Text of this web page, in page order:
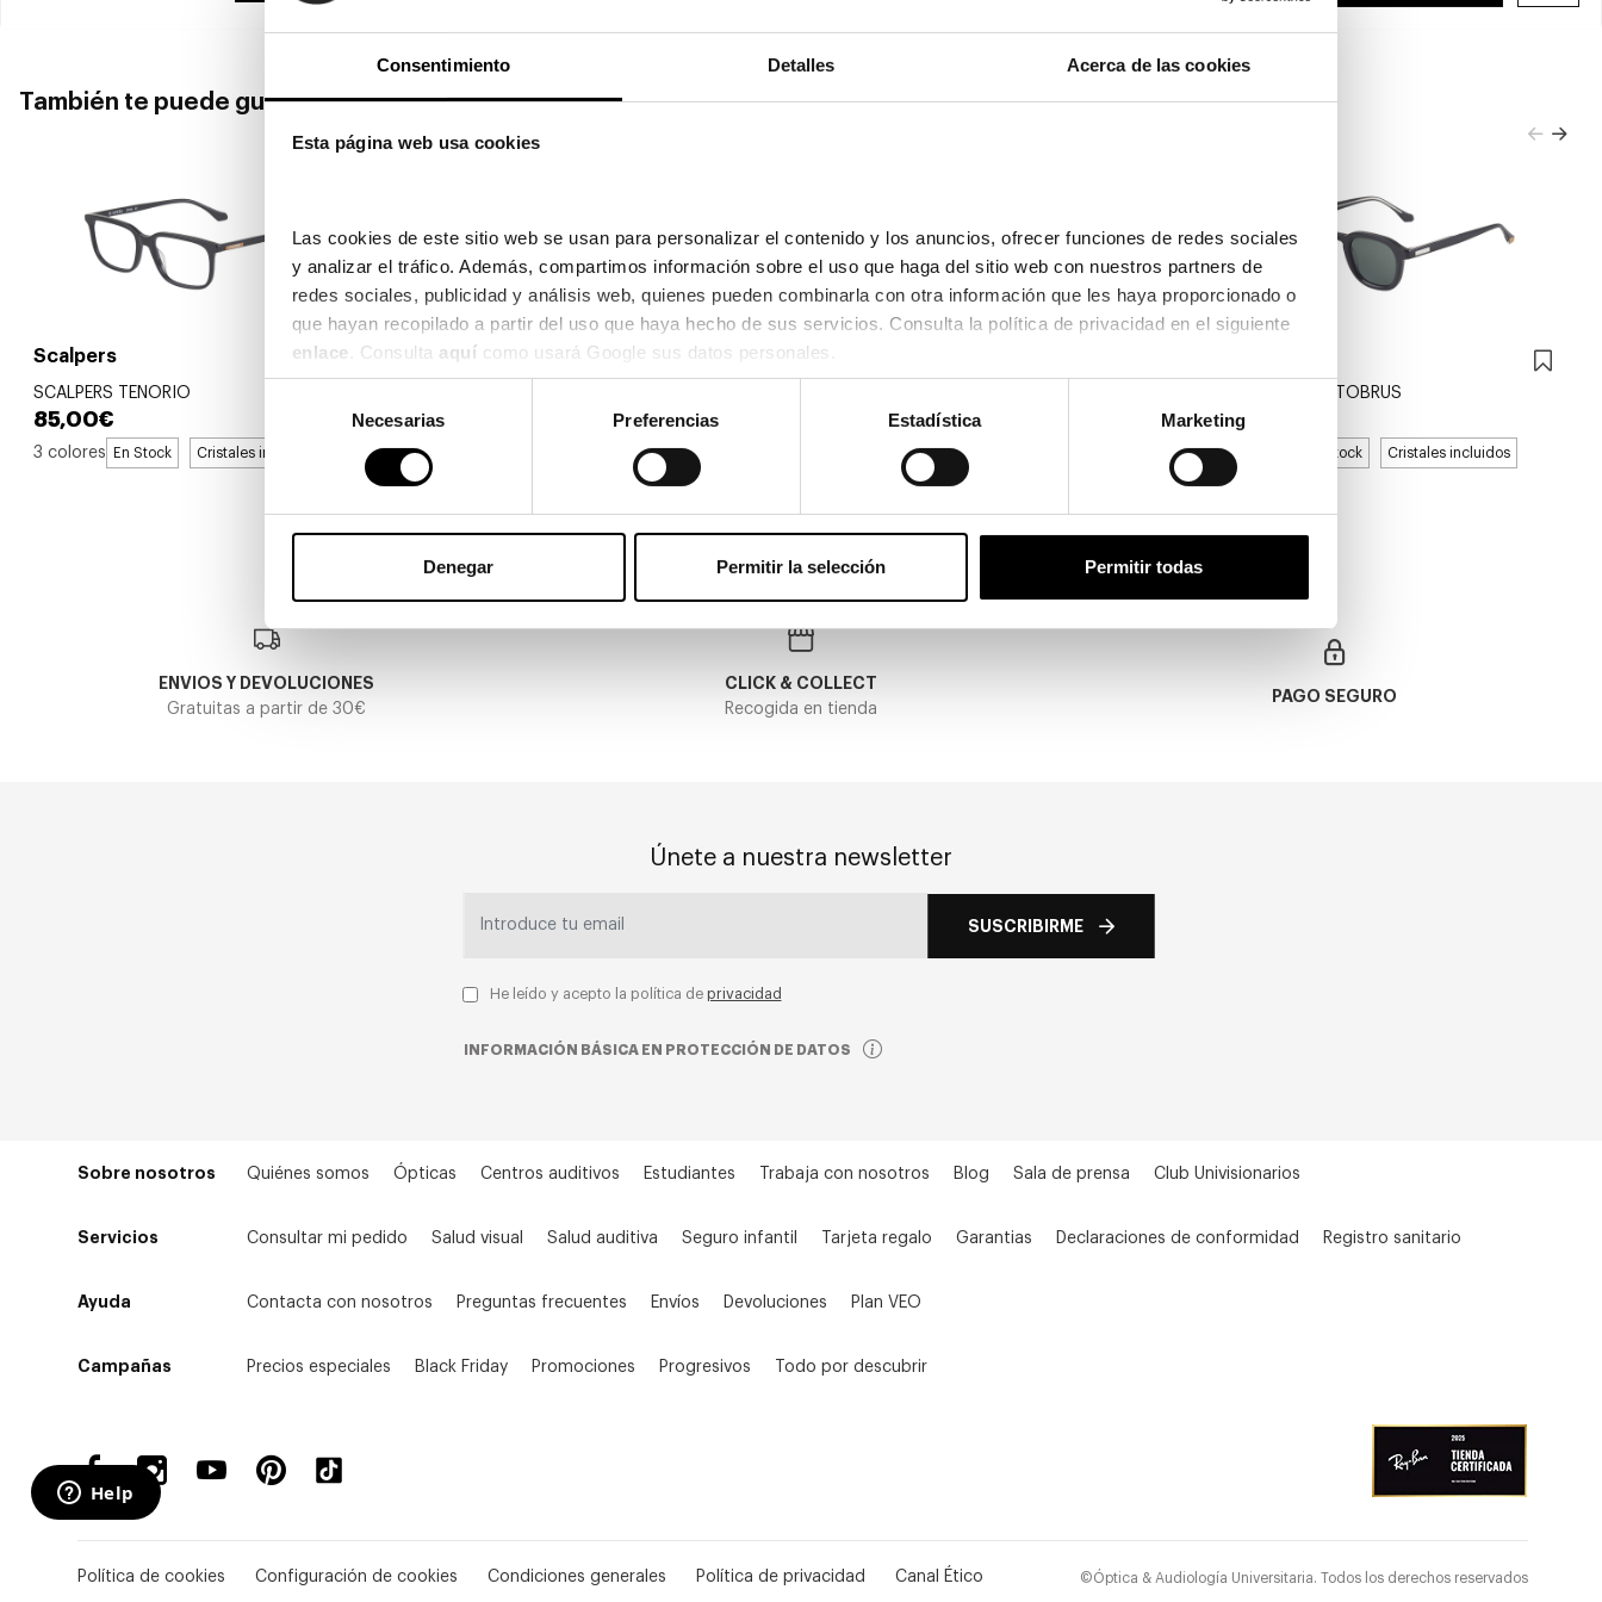
Consentimiento Detalles Acerca de las cookies
Esta página web usa cookies
Las cookies de este sitio web se usan para personalizar el contenido y los anuncios, ofrecer funciones de redes sociales
y analizar el tráfico. Además, compartimos información sobre el uso que haga del sitio web con nuestros partners de
redes sociales, publicidad y análisis web, quienes pueden combinarla con otra información que les haya proporcionado o
enlace . Consulta aquí como usará Google sus datos personales.
consentimiento
Necesarias Preferencias Estadística Marketing
Denegar Permitir la selección Permitir todas
También te puede gustar
Scalpers
SCALPERS TENORIO
85,00€
3 colores En Stock Cristales incluidos
Scalpers
85,00€
3 colores
Cristales incluidos
85,00€
En Stock
SCALPERS COTOBRUS
85,00€
3 colores En Stock Cristales incluidos
ENVIOS Y DEVOLUCIONES
Gratuitas a partir de 30€
CLICK & COLLECT
Recogida en tienda
PAGO SEGURO
Únete a nuestra newsletter
SUSCRIBIRME
He leído y acepto la política de privacidad
INFORMACIÓN BÁSICA EN PROTECCIÓN DE DATOS
Sobre nosotros Quiénes somos Ópticas Centros auditivos Estudiantes Trabaja con nosotros Blog Sala de prensa Club Univisionarios
Servicios Consultar mi pedido Salud visual Salud auditiva Seguro infantil Tarjeta regalo Garantias Declaraciones de conformidad Registro sanitario
Ayuda Contacta con nosotros Preguntas frecuentes Envíos Devoluciones Plan VEO
Campañas Precios especiales Black Friday Promociones Progresivos Todo por descubrir
Política de cookies Configuración de cookies Condiciones generales Política de privacidad Canal Ético ©Óptica & Audiología Universitaria. Todos los derechos reservados